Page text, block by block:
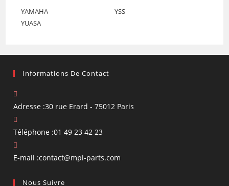
YAMAHA
YSS
YUASA
Informations De Contact
Adresse :30 rue Erard - 75012 Paris
Téléphone :01 49 23 42 23
E-mail :contact@mpi-parts.com
Nous Suivre